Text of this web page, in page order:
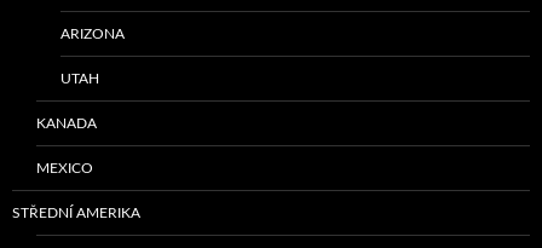
ARIZONA
UTAH
KANADA
MEXICO
STŘEDNÍ AMERIKA